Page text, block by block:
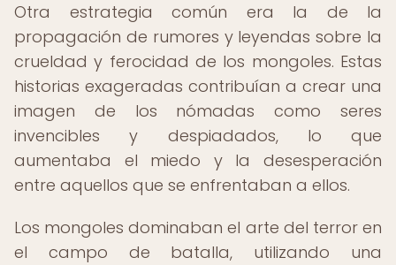
Otra estrategia común era la de la
propagación de rumores y leyendas sobre la
crueldad y ferocidad de los mongoles. Estas
historias exageradas contribuían a crear una
imagen de los nómadas como seres
invencibles y despiadados, lo que
aumentaba el miedo y la desesperación
entre aquellos que se enfrentaban a ellos.
Los mongoles dominaban el arte del terror en
el campo de batalla, utilizando una